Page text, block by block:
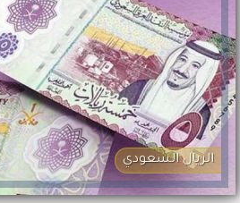
الريال السعودي